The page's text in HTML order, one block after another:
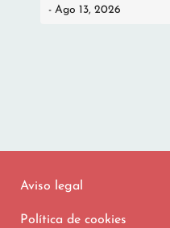
- Ago 13, 2026
Aviso legal
Política de cookies